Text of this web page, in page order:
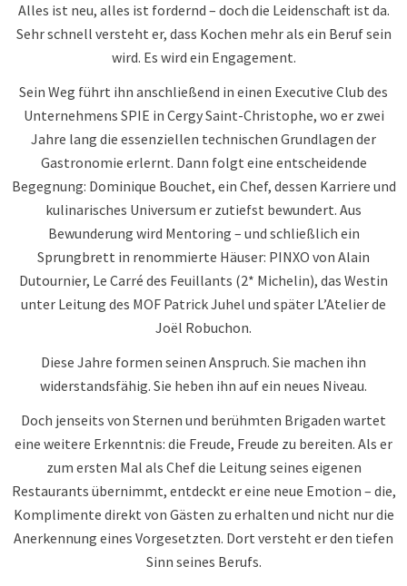
Alles ist neu, alles ist fordernd – doch die Leidenschaft ist da.
Sehr schnell versteht er, dass Kochen mehr als ein Beruf sein
wird. Es wird ein Engagement.
Sein Weg führt ihn anschließend in einen Executive Club des
Unternehmens SPIE in Cergy Saint-Christophe, wo er zwei
Jahre lang die essenziellen technischen Grundlagen der
Gastronomie erlernt. Dann folgt eine entscheidende
Begegnung: Dominique Bouchet, ein Chef, dessen Karriere und
kulinarisches Universum er zutiefst bewundert. Aus
Bewunderung wird Mentoring – und schließlich ein
Sprungbrett in renommierte Häuser: PINXO von Alain
Dutournier, Le Carré des Feuillants (2* Michelin), das Westin
unter Leitung des MOF Patrick Juhel und später L’Atelier de
Joël Robuchon.
Diese Jahre formen seinen Anspruch. Sie machen ihn
widerstandsfähig. Sie heben ihn auf ein neues Niveau.
Doch jenseits von Sternen und berühmten Brigaden wartet
eine weitere Erkenntnis: die Freude, Freude zu bereiten. Als er
zum ersten Mal als Chef die Leitung seines eigenen
Restaurants übernimmt, entdeckt er eine neue Emotion – die,
Komplimente direkt von Gästen zu erhalten und nicht nur die
Anerkennung eines Vorgesetzten. Dort versteht er den tiefen
Sinn seines Berufs.